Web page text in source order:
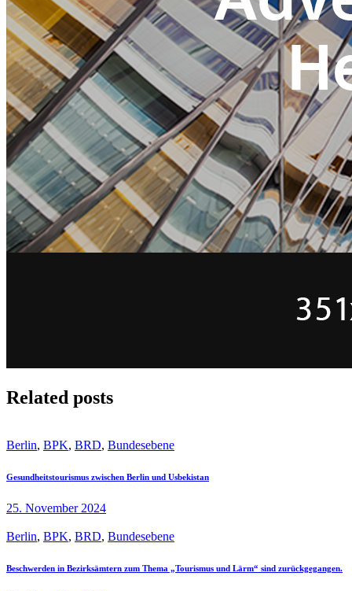
Related posts
Berlin, BPK, BRD, Bundesebene
Gesundheitstourismus zwischen Berlin und Usbekistan
25. November 2024
Berlin, BPK, BRD, Bundesebene
Beschwerden in Bezirksämtern zum Thema „Tourismus und Lärm“ sind zurückgegangen.